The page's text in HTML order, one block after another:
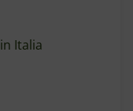
Italia